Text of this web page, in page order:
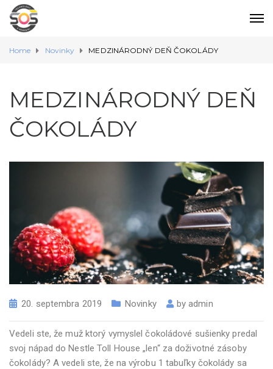
Home Novinky MEDZINÁRODNÝ DEŇ ČOKOLÁDY
MEDZINÁRODNÝ DEŇ
ČOKOLÁDY
20. septembra 2019 Novinky byadmin
Vedeli ste, že muž ktorý vymyslel čokoládové sušienky predal
svoj nápad do Nestle Toll House „len“ za doživotné zásoby
čokolády? A vedeli ste, že na výrobu 1 tabuľky čokolády sa